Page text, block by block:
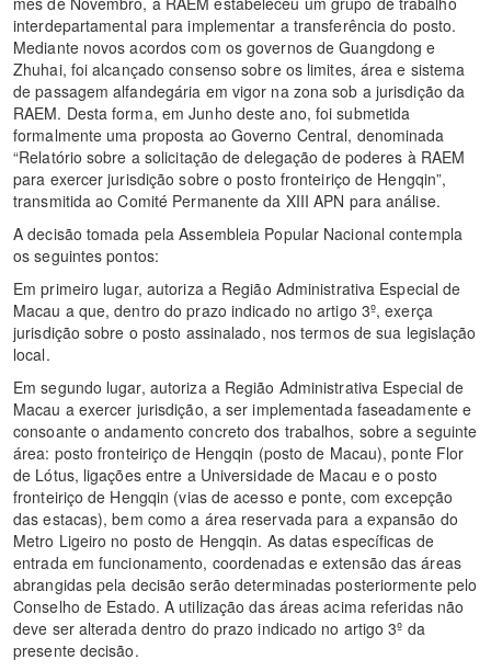
interdepartamental para implementar a transferência do posto.
Mediante novos acordos com os governos de Guangdong e
Zhuhai, foi alcançado consenso sobre os limites, área e sistema
de passagem alfandegária em vigor na zona sob a jurisdição da
RAEM. Desta forma, em Junho deste ano, foi submetida
formalmente uma proposta ao Governo Central, denominada
“Relatório sobre a solicitação de delegação de poderes à RAEM
para exercer jurisdição sobre o posto fronteiriço de Hengqin”,
transmitida ao Comité Permanente da XIII APN para análise.
A decisão tomada pela Assembleia Popular Nacional contempla
os seguintes pontos:
Em primeiro lugar, autoriza a Região Administrativa Especial de
Macau a que, dentro do prazo indicado no artigo 3º, exerça
jurisdição sobre o posto assinalado, nos termos de sua legislação
local.
Em segundo lugar, autoriza a Região Administrativa Especial de
Macau a exercer jurisdição, a ser implementada faseadamente e
consoante o andamento concreto dos trabalhos, sobre a seguinte
área: posto fronteiriço de Hengqin (posto de Macau), ponte Flor
de Lótus, ligações entre a Universidade de Macau e o posto
fronteiriço de Hengqin (vias de acesso e ponte, com excepção
das estacas), bem como a área reservada para a expansão do
Metro Ligeiro no posto de Hengqin. As datas específicas de
entrada em funcionamento, coordenadas e extensão das áreas
abrangidas pela decisão serão determinadas posteriormente pelo
Conselho de Estado. A utilização das áreas acima referidas não
deve ser alterada dentro do prazo indicado no artigo 3º da
presente decisão.